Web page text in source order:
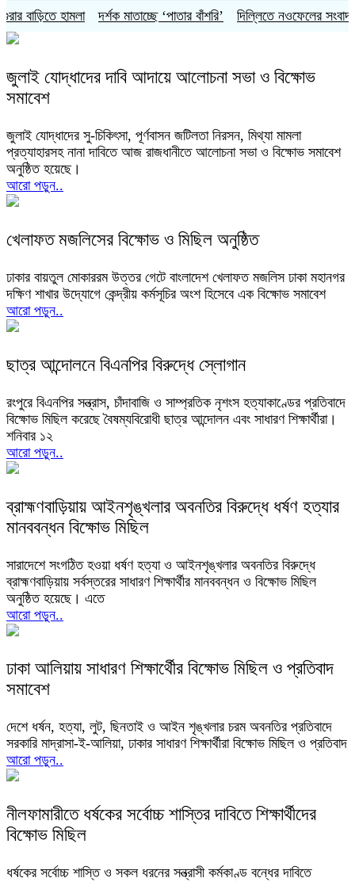
হামলা দর্শক মাতাচ্ছে ‘পাতার বাঁশরি’ দিল্লিতে নওফেলের সংবাদ
জুলাই যোদ্ধাদের দাবি আদায়ে আলোচনা সভা ও বিক্ষোভ
সমাবেশ
জুলাই যোদ্ধাদের সু-চিকিৎসা, পূর্ণবাসন জটিলতা নিরসন, মিথ্যা মামলা
প্রত্যাহারসহ নানা দাবিতে আজ রাজধানীতে আলোচনা সভা ও বিক্ষোভ সমাবেশ
অনুষ্ঠিত হয়েছে।
আরো পড়ুন..
খেলাফত মজলিসের বিক্ষোভ ও মিছিল অনুষ্ঠিত
ঢাকার বায়তুল মোকাররম উত্তর গেটে বাংলাদেশ খেলাফত মজলিস ঢাকা মহানগর
দক্ষিণ শাখার উদ্যোগে কেন্দ্রীয় কর্মসূচির অংশ হিসেবে এক বিক্ষোভ সমাবেশ
আরো পড়ুন..
ছাত্র আন্দোলনে বিএনপির বিরুদ্ধে স্লোগান
রংপুরে বিএনপির সন্ত্রাস, চাঁদাবাজি ও সাম্প্রতিক নৃশংস হত্যাকাণ্ডের প্রতিবাদে
বিক্ষোভ মিছিল করেছে বৈষম্যবিরোধী ছাত্র আন্দোলন এবং সাধারণ শিক্ষার্থীরা।
শনিবার ১২
আরো পড়ুন..
ব্রাহ্মণবাড়িয়ায় আইনশৃঙ্খলার অবনতির বিরুদ্ধে ধর্ষণ হত্যার
মানববন্ধন বিক্ষোভ মিছিল
সারাদেশে সংগঠিত হওয়া ধর্ষণ হত্যা ও আইনশৃঙ্খলার অবনতির বিরুদ্ধে
ব্রাহ্মণবাড়িয়ায় সর্বস্তরের সাধারণ শিক্ষার্থীর মানববন্ধন ও বিক্ষোভ মিছিল
অনুষ্ঠিত হয়েছে। এতে
আরো পড়ুন..
ঢাকা আলিয়ায় সাধারণ শিক্ষার্থীের বিক্ষোভ মিছিল ও প্রতিবাদ
সমাবেশ
দেশে ধর্ষন, হত্যা, লুট, ছিনতাই ও আইন শৃঙ্খলার চরম অবনতির প্রতিবাদে
সরকারি মাদ্রাসা-ই-আলিয়া, ঢাকার সাধারণ শিক্ষার্থীরা বিক্ষোভ মিছিল ও প্রতিবাদ
আরো পড়ুন..
নীলফামারীতে ধর্ষকের সর্বোচ্চ শাস্তির দাবিতে শিক্ষার্থীদের
বিক্ষোভ মিছিল
ধর্ষকের সর্বোচ্চ শাস্তি ও সকল ধরনের সন্ত্রাসী কর্মকাণ্ড বন্ধের দাবিতে